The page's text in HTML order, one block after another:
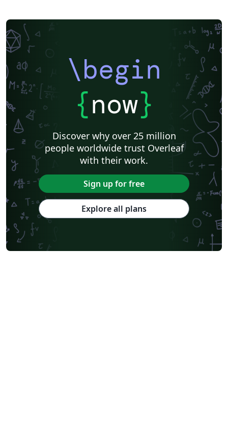
\begin
{now}
Discover why over 25 million
people worldwide trust Overleaf
with their work.
Sign up for free
Explore all plans